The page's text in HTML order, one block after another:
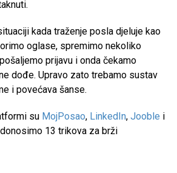
kada traženje posla djeluje kao
oglase, spremimo nekoliko
prijavu i onda čekamo
dođe. Upravo zato trebamo sustav
i povećava šanse.
su MojPosao, LinkedIn, Jooble i
13 trikova za brži